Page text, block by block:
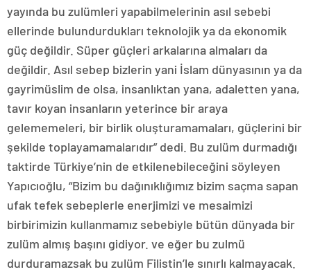
yayında bu zulümleri yapabilmelerinin asıl sebebi
ellerinde bulundurdukları teknolojik ya da ekonomik
güç değildir. Süper güçleri arkalarına almaları da
değildir. Asıl sebep bizlerin yani İslam dünyasının ya da
gayrimüslim de olsa, insanlıktan yana, adaletten yana,
tavır koyan insanların yeterince bir araya
gelememeleri, bir birlik oluşturamamaları, güçlerini bir
şekilde toplayamamalarıdır” dedi. Bu zulüm durmadığı
taktirde Türkiye’nin de etkilenebileceğini söyleyen
Yapıcıoğlu, “Bizim bu dağınıklığımız bizim saçma sapan
ufak tefek sebeplerle enerjimizi ve mesaimizi
birbirimizin kullanmamız sebebiyle bütün dünyada bir
zulüm almış başını gidiyor. ve eğer bu zulmü
durduramazsak bu zulüm Filistin’le sınırlı kalmayacak.